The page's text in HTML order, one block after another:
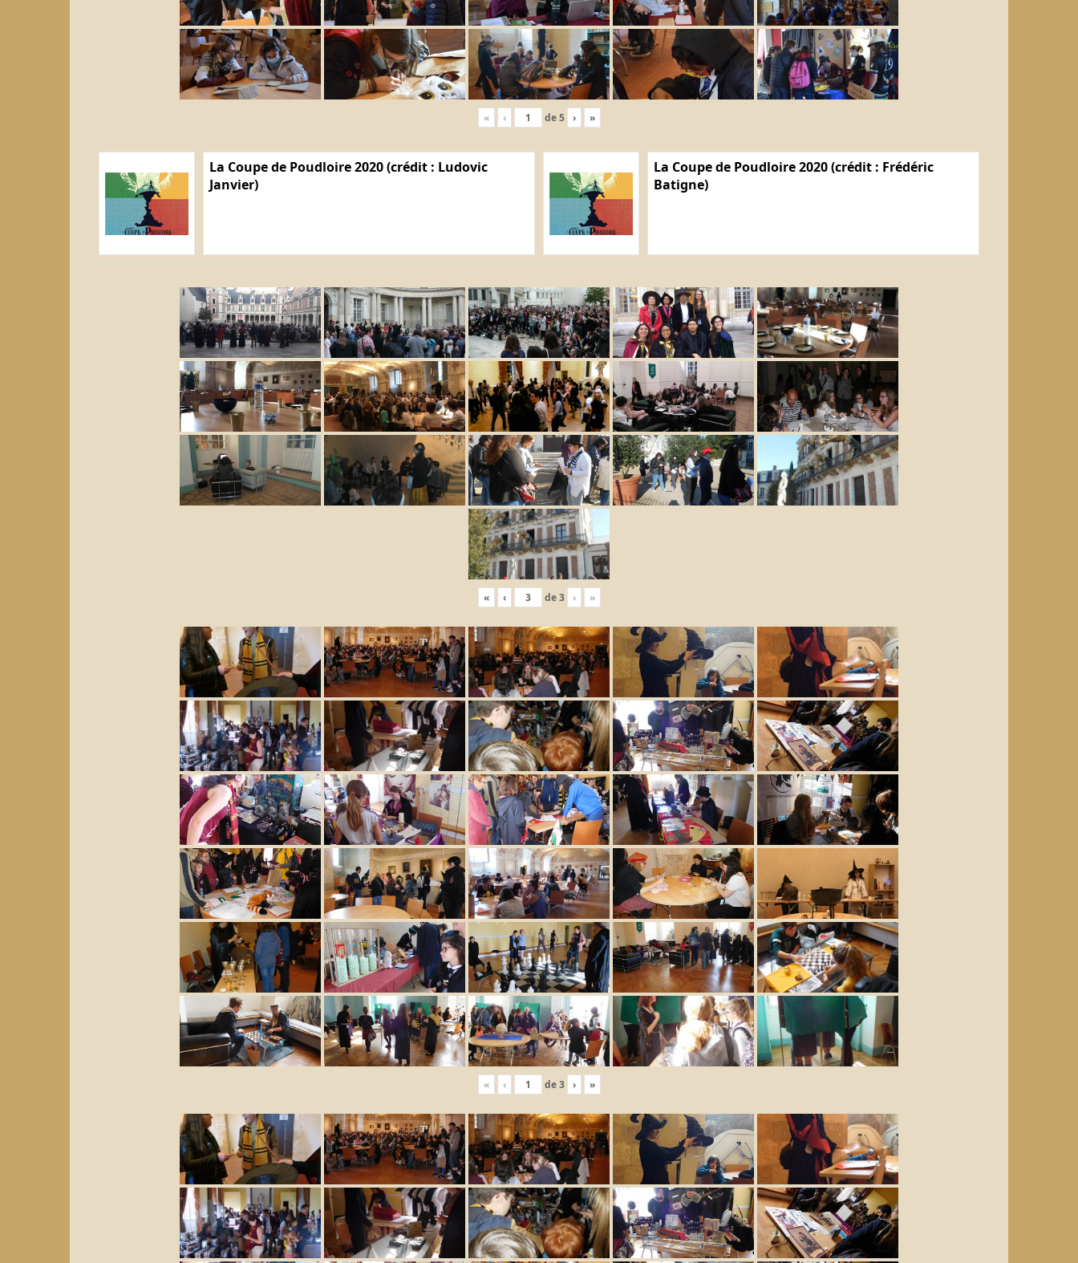
« ‹ de5 › »
La Coupe de Poudloire 2020 (crédit : Ludovic
Janvier)
La Coupe de Poudloire 2020 (crédit : Frédéric
Batigne)
« ‹ de3 › »
« ‹ de3 › »